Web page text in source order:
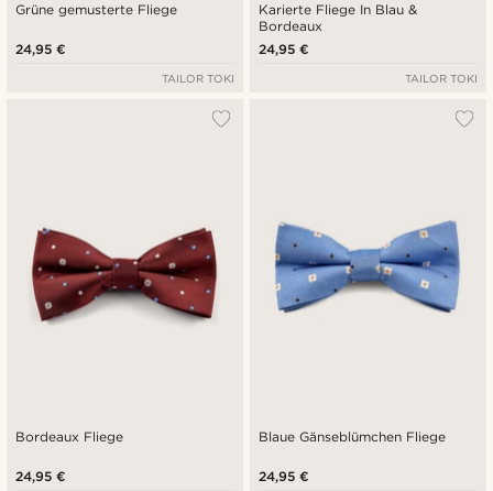
Grüne gemusterte Fliege
24,95 €
TAILOR TOKI
Karierte Fliege In Blau &
Bordeaux
24,95 €
TAILOR TOKI
Bordeaux Fliege
24,95 €
Blaue Gänseblümchen Fliege
24,95 €